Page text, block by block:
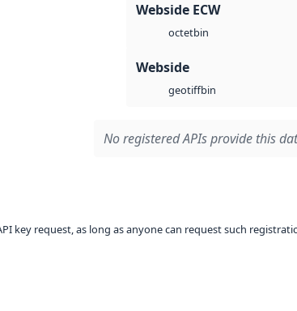
Webside ECW
octetbin
Webside
geotiffbin
No registered APIs provide this
key request, as long as anyone can request such